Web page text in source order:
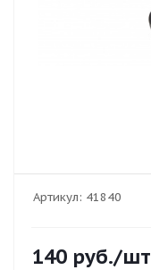
Артикул: 41840
140 руб./шт